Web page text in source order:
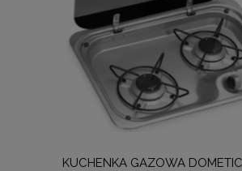
KUCHENKA GAZOWA